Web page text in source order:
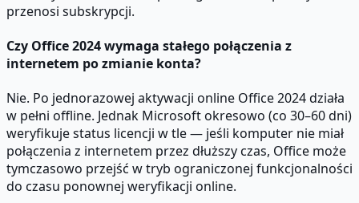
przenosi subskrypcji.
Czy Office 2024 wymaga stałego połączenia z
internetem po zmianie konta?
Nie. Po jednorazowej aktywacji online Office 2024 działa
w pełni offline. Jednak Microsoft okresowo (co 30–60 dni)
weryfikuje status licencji w tle — jeśli komputer nie miał
połączenia z internetem przez dłuższy czas, Office może
tymczasowo przejść w tryb ograniczonej funkcjonalności
do czasu ponownej weryfikacji online.